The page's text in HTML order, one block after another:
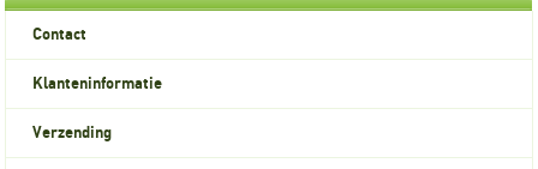
Contact
Klanteninformatie
Verzending